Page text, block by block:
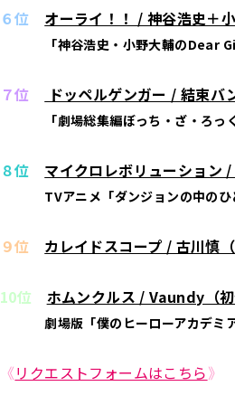
６位 オーライ！！ / 神谷浩史＋
「神谷浩史・小野大輔のDear
７位 ドッペルゲンガー / 結束バ
「劇場総集編ぼっち・ざ・ろ
８位 マイクロレボリューション
TVアニメ「ダンジョンの中の
９位 カレイドスコープ / 古川慎
10位 ホムンクルス / Vaundy（初
劇場版「僕のヒーローアカデミ
《リクエストフォームはこちら》